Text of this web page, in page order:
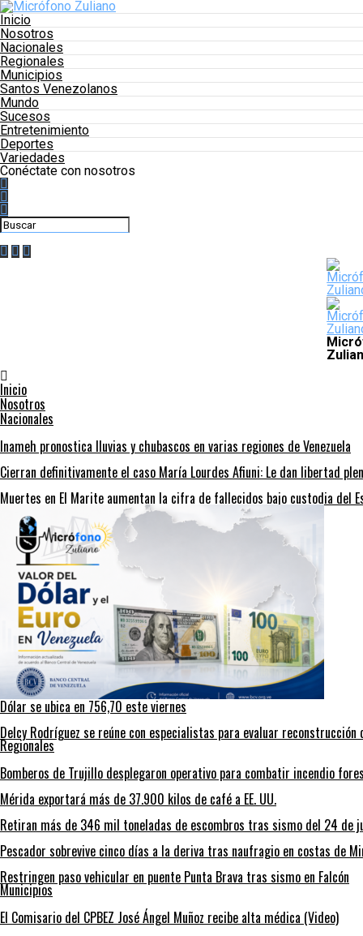
Inicio
Nosotros
Nacionales
Regionales
Municipios
Santos Venezolanos
Mundo
Sucesos
Entretenimiento
Deportes
Variedades
Conéctate con nosotros
Inicio
Nosotros
Nacionales
Inameh pronostica lluvias y chubascos en varias regiones de Venezuela
Cierran definitivamente el caso María Lourdes Afiuni: Le dan libertad
Muertes en El Marite aumentan la cifra de fallecidos bajo custodia del
Dólar se ubica en 756,70 este viernes
Delcy Rodríguez se reúne con especialistas para evaluar reconstrucción
Regionales
Bomberos de Trujillo desplegaron operativo para combatir incendio
Mérida exportará más de 37.900 kilos de café a EE. UU.
Retiran más de 346 mil toneladas de escombros tras sismo del 24 de
Pescador sobrevive cinco días a la deriva tras naufragio en costas de
Restringen paso vehicular en puente Punta Brava tras sismo en Falcón
Municipios
El Comisario del CPBEZ José Ángel Muñoz recibe alta médica (Video)